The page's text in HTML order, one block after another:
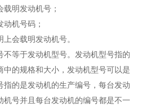
载明发动机号；
动机号码；
会载明发动机号。
不等于发动机型号。发动机型号指的
中的规格和大小，发动机型号可以是
指的是发动机的生产编号，每台发动
机号并且每台发动机的编号都是不一